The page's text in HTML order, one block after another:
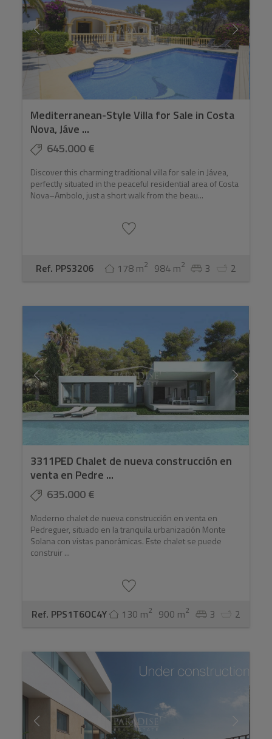
Mediterranean-Style Villa for Sale in Costa
Nova, Jáve ...
645.000 €
Discover this charming traditional villa for sale in Jávea,
perfectly situated in the peaceful residential area of Costa
Nova–Ambolo, just a short walk from the beau...
Ref. PPS3206 178 m2 984 m2 3 2
3311PED Chalet de nueva construcción en
venta en Pedre ...
635.000 €
Moderno chalet de nueva construcción en venta en
Pedreguer, situado en la tranquila urbanización Monte
Solana con vistas panorámicas. Este chalet se puede
construir ...
Ref. PPS1T6OC4Y 130 m2 900 m2 3 2